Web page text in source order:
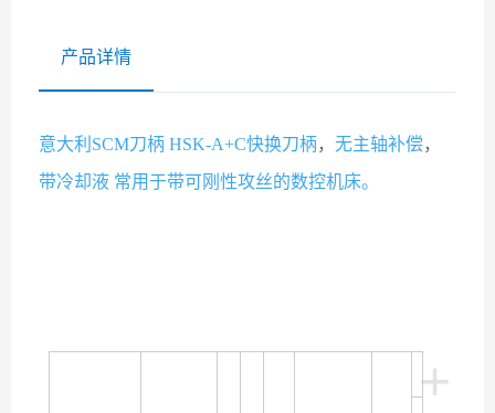
产品详情
意大利SCM刀柄 HSK-A+C快换刀柄 ， 无主轴补偿，
带冷却液 常用于带可刚性攻丝的数控机床。
+